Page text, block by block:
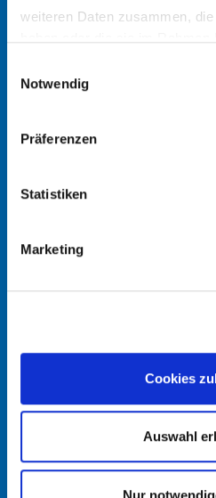
weiteren Daten zusammen,
Notwendig
Präferenzen
Statistiken
Marketing
Cookies
Auswahl
Nur
DEUTSCHLAND
Schmidt + Clemens